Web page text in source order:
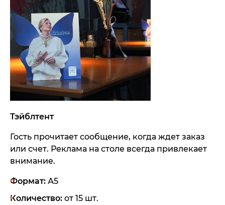
Тэйблтент
Гость прочитает сообщение, когда ждет заказ
или счет. Реклама на столе всегда привлекает
внимание.
Формат: А5
Количество: от 15 шт.